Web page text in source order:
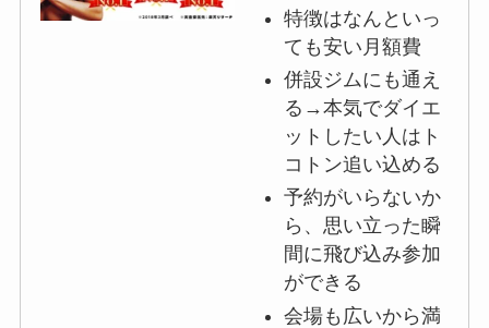
特徴はなんといっ
ても安い月額費
併設ジムにも通え
る→本気でダイエ
ットしたい人はト
コトン追い込める
予約がいらないか
ら、思い立った瞬
間に飛び込み参加
ができる
会場も広いから満